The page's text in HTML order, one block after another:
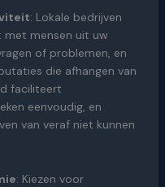
: Lokale bedrijven
met mensen uit uw
of problemen, en
die afhangen van
faciliteert
eenvoudig, en
van veraf niet kunnen
: Kiezen voor